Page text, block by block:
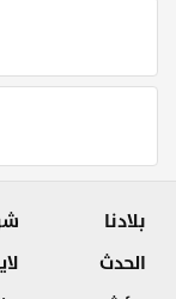
بلادنا
الحدث